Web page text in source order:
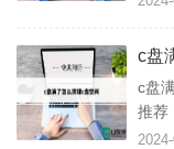
c盘
理
c盘
推荐